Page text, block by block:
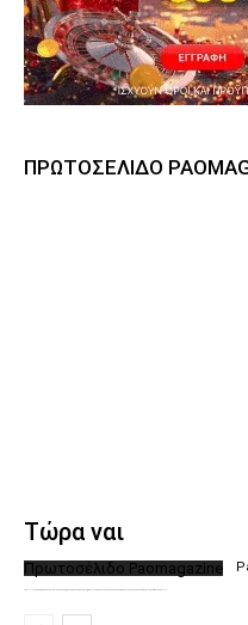
ΠΡΩΤΟΣΈΛΙΔΟ
Τώρα ναι
Πρωτοσέλιδο Paomagazine